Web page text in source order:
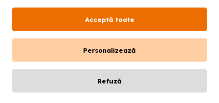
Acceptă toate
Personalizează
Refuză